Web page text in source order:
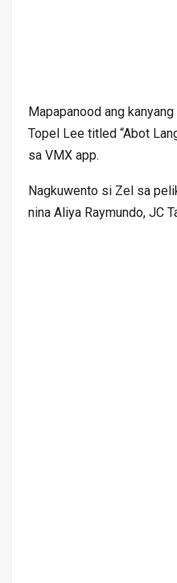
Mapapanood ang
Topel Lee titled “Abot
sa VMX app.
Nagkuwento si Zel sa
nina Aliya Raymundo, JC